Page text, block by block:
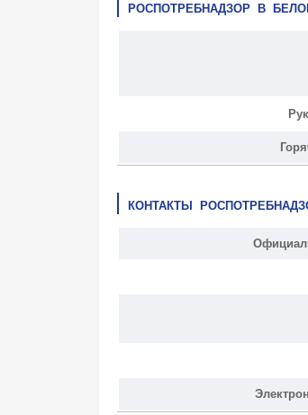
РОСПОТРЕБНАДЗОР В
КОНТАКТЫ